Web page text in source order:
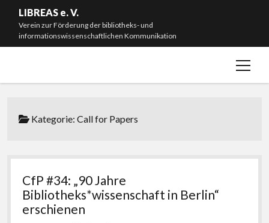
LIBREAS e. V.
Verein zur Förderung der bibliotheks- und
informationswissenschaftlichen Kommunikation
Menü
Satzung
Impressum
Kategorie:Call for Papers
CfP #34: „90 Jahre
Bibliotheks*wissenschaft in Berlin“
erschienen